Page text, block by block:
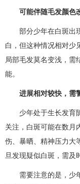
可能伴随毛发颜色
部分少年在白斑出现
白，但这种情况相对少
局部毛发莫名变浅，需
能。​
进展相对较快，需
少年处于生长发育阶
关注，白斑可能在数月
伤、暴晒、精神压力大
旦发现疑似白斑，需及
需要注意的是，少年